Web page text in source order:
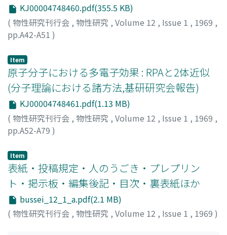
KJ00004748460.pdf(355.5 KB)
( 物性研究刊行会 , 物性研究 , Volume 12 , Issue 1 , 1969 ,
pp.A42-A51 )
Item
原子分子における多電子効果 : RPAと2体近似
(分子理論における諸方法,基研研究会報告)
KJ00004748461.pdf(1.13 MB)
( 物性研究刊行会 , 物性研究 , Volume 12 , Issue 1 , 1969 ,
pp.A52-A79 )
Toshitaka
Item
表紙・投稿規定・人のうごき・プレプリン
ト・掲示板・編集後記・目次・裏表紙ほか
bussei_12_1_a.pdf(2.1 MB)
( 物性研究刊行会 , 物性研究 , Volume 12 , Issue 1 , 1969 )